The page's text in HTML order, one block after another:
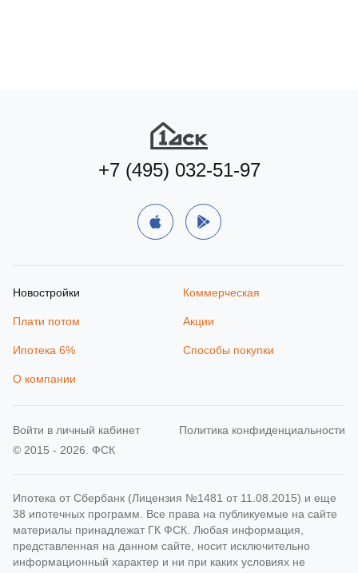
+7 (495) 032-51-97
Новостройки Коммерческая
Плати потом Акции
Ипотека 6% Способы покупки
О компании
© 2015 - 2026. ФСК
Политика конфиденциальности
Ипотека от Сбербанк (Лицензия №1481 от 11.08.2015) и еще
38 ипотечных программ. Все права на публикуемые на сайте
материалы принадлежат ГК ФСК. Любая информация,
представленная на данном сайте, носит исключительно
информационный характер и ни при каких условиях не
Войти в личный кабинет